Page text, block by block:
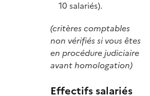
10 salariés).
(critères comptables
non vérifiés si vous êtes
en procédure judiciaire
avant homologation)
Effectifs salariés